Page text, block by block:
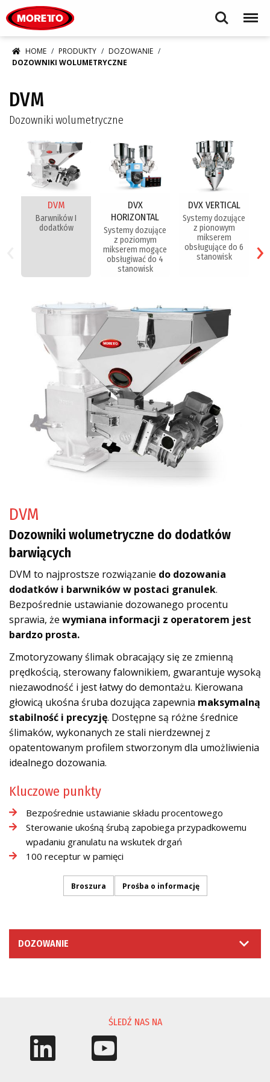
Search Menu
HOME PRODUKTY
DOZOWANIE
DOZOWNIKI WOLUMETRYCZNE
DVM
Dozowniki wolumetryczne
DVM
Barwników I
dodatków
DVX
HORIZONTAL
Systemy dozujące
z poziomym
mikserem mogące
obsługiwać do 4
stanowisk
DVX VERTICAL
Systemy dozujące
z pionowym
mikserem
obsługujące do 6
stanowisk
›
DVM
Dozowniki wolumetryczne do dodatków
barwiących
DVM to najprostsze rozwiązanie do dozowania
dodatków i barwników w postaci granulek.
Bezpośrednie ustawianie dozowanego procentu
sprawia, że wymiana informacji z operatorem jest
bardzo prosta.
Zmotoryzowany ślimak obracający się ze zmienną
prędkością, sterowany falownikiem, gwarantuje wysoką
niezawodność i jest łatwy do demontażu. Kierowana
głowicą ukośna śruba dozująca zapewnia maksymalną
stabilność i precyzję. Dostępne są różne średnice
ślimaków, wykonanych ze stali nierdzewnej z
opatentowanym profilem stworzonym dla umożliwienia
idealnego dozowania.
Kluczowe punkty
Bezpośrednie ustawianie składu procentowego
Sterowanie ukośną śrubą zapobiega przypadkowemu
wpadaniu granulatu na wskutek drgań
100 receptur w pamięci
Broszura Prośba o informację
DOZOWANIE
ŚLEDŹ NAS NA